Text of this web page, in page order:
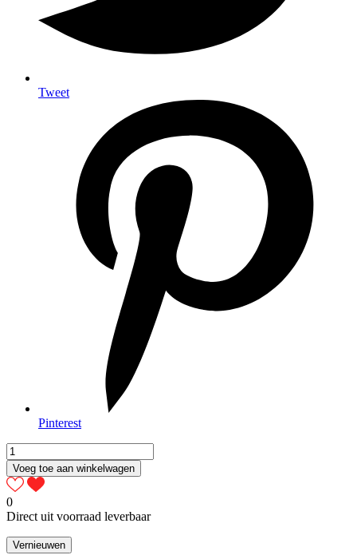
Tweet
Pinterest
Voeg toe aan winkelwagen
0
Direct uit voorraad leverbaar